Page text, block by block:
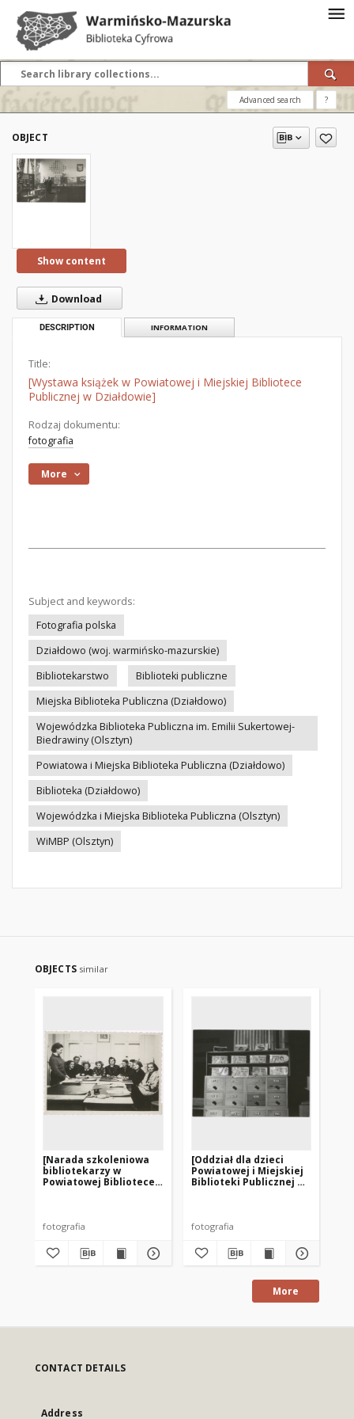
Advanced search ?
OBJECT
Show content
Download
DESCRIPTION INFORMATION
Title:
[Wystawa książek w Powiatowej i Miejskiej Bibliotece
Publicznej w Działdowie]
Rodzaj dokumentu:
fotografia
More
Subject and keywords:
Fotografia polska
Działdowo (woj. warmińsko-mazurskie)
Bibliotekarstwo
Biblioteki publiczne
Miejska Biblioteka Publiczna (Działdowo)
Wojewódzka Biblioteka Publiczna im. Emilii Sukertowej-
Biedrawiny (Olsztyn)
Powiatowa i Miejska Biblioteka Publiczna (Działdowo)
Biblioteka (Działdowo)
Wojewódzka i Miejska Biblioteka Publiczna (Olsztyn)
WiMBP (Olsztyn)
OBJECTS similar
[Narada szkoleniowa
bibliotekarzy w
Powiatowej Bibliotece
fotografia
[Oddział dla dzieci
Powiatowej i Miejskiej
Biblioteki Publicznej w
fotografia
More
CONTACT DETAILS
Address